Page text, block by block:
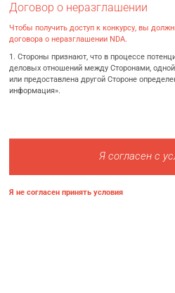
Договор о неразглашении
Чтобы получить доступ к конкурсу, вы
договора о неразглашении NDA.
1. Стороны признают, что в процессе
деловых отношений между Сторонами,
или предоставлена другой Стороне
информация».
Я согласен с
Я не согласен принять условия